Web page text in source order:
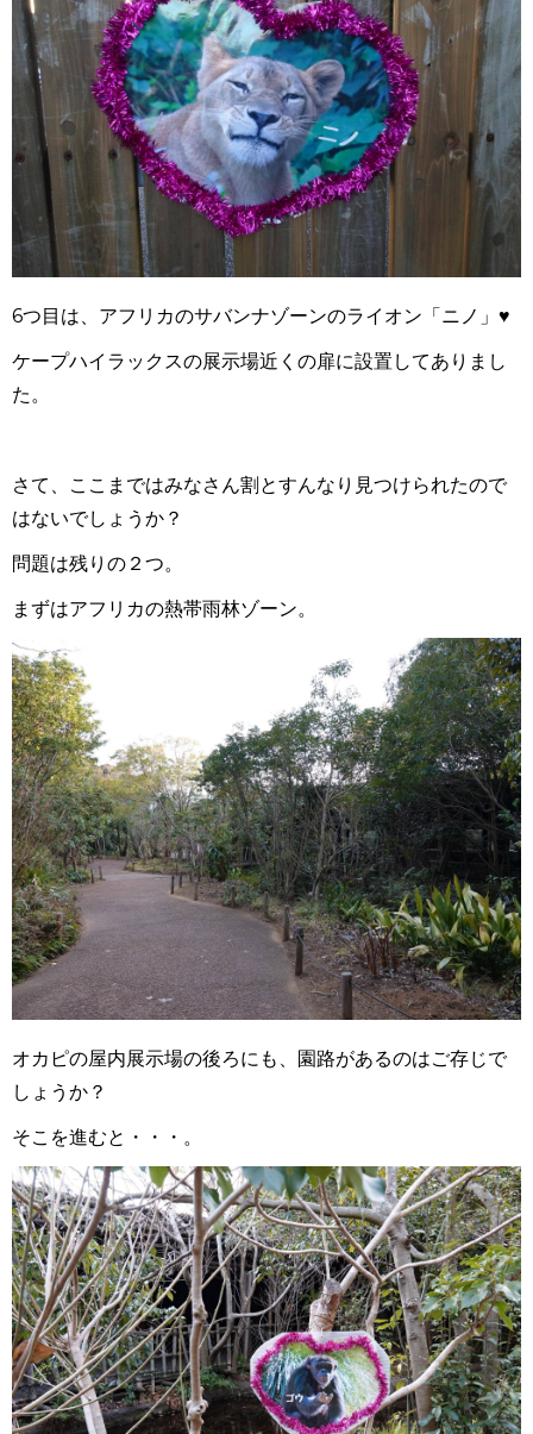
6つ目は、アフリカのサバンナゾーンのライオン「ニノ」♥
ケープハイラックスの展示場近くの扉に設置してありまし
た。
さて、ここまではみなさん割とすんなり見つけられたので
はないでしょうか？
問題は残りの２つ。
まずはアフリカの熱帯雨林ゾーン。
オカピの屋内展示場の後ろにも、園路があるのはご存じで
しょうか？
そこを進むと・・・。